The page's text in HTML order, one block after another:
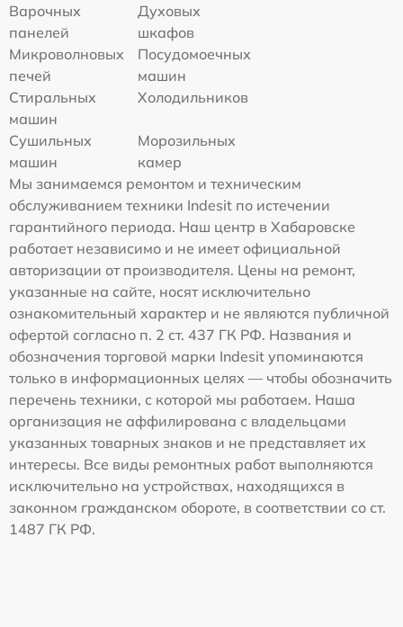
Варочных
панелей
Духовых
шкафов
Микроволновых
печей
Посудомоечных
машин
Стиральных
машин
Холодильников
Сушильных
машин
Морозильных
камер
Мы занимаемся ремонтом и техническим
обслуживанием техники Indesit по истечении
гарантийного периода. Наш центр в Хабаровске
работает независимо и не имеет официальной
авторизации от производителя. Цены на ремонт,
указанные на сайте, носят исключительно
ознакомительный характер и не являются публичной
офертой согласно п. 2 ст. 437 ГК РФ. Названия и
обозначения торговой марки Indesit упоминаются
только в информационных целях — чтобы обозначить
перечень техники, с которой мы работаем. Наша
организация не аффилирована с владельцами
указанных товарных знаков и не представляет их
интересы. Все виды ремонтных работ выполняются
исключительно на устройствах, находящихся в
законном гражданском обороте, в соответствии со ст.
1487 ГК РФ.